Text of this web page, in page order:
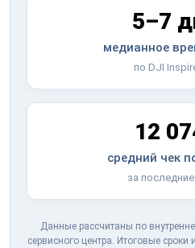
5–7
медианное
по DJI
12
средний чек
за
Данные рассчитаны по
сервисного центра. Итоговые